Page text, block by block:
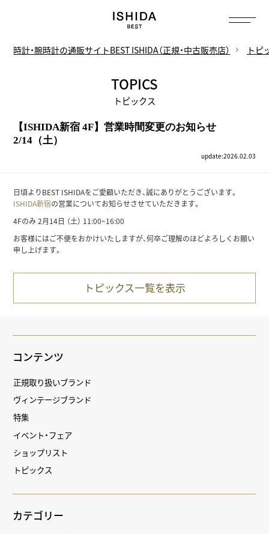
時計・腕時計の通販サイトBEST ISHIDA（正規・中古販売店） トピ
TOPICS
トピックス
【ISHIDA新宿 4F】営業時間変更のお知らせ
2/14（土）
update:2026.02.03
日頃よりBEST ISHIDAをご愛顧いただき、誠にありがとうございます。
ISHIDA新宿の営業についてお知らせさせていただきます。
4Fのみ 2月14日 （土） 11:00~16:00
お客様にはご不便をおかけいたしますが、何卒ご理解のほどよろしくお願い
申し上げます。
トピックス一覧を表示
コンテンツ
正規取り扱いブランド
ヴィンテージブランド
特集
イベント・フェア
ショップリスト
トピックス
カテゴリー
へ